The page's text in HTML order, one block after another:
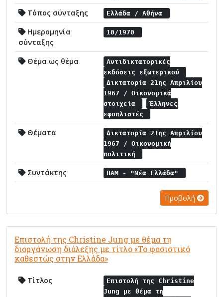
Τόπος σύνταξης Ελλάδα / Αθήνα
Ημερομηνία
σύνταξης
10/1970
Θέμα ως θέμα
Αντιδικτατορικές
εκδόσεις εξωτερικού
Δικτατορία 21ης Απριλίου
1967 / Οικονομικά
στοιχεία
Έλληνες
εφοπλιστές
Θέματα
Δικτατορία 21ης Απριλίου
1967 / Οικονομική
πολιτική
Συντάκτης ΠΑΜ - "Νέα Ελλάδα"
Προβολή
Επιστολή της Christine Jung με θέμα τη
διοργάνωση διάλεξης με τίτλο «Το φασιστικό
καθεστώς στην Ελλάδα»
Τίτλος
Επιστολή της Christine
Jung με θέμα τη